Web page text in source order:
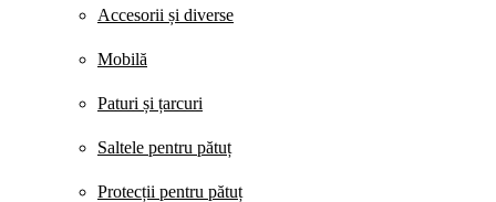
Accesorii și diverse
Mobilă
Paturi și țarcuri
Saltele pentru pătuț
Protecții pentru pătuț